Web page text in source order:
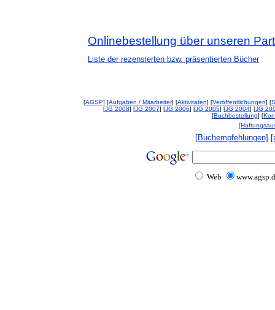
Onlinebestellung über unseren
Liste der rezensierten bzw. präsentierten Bücher
[AGSP] [Aufgaben / Mitarbeiter] [Aktivitäten] [Veröffentlichungen] [
[JG 2008] [JG 2007] [JG 2006] [JG 2005] [JG 2004] [JG
[Buchbestellung] [
[Buchempfehlungen]
Web